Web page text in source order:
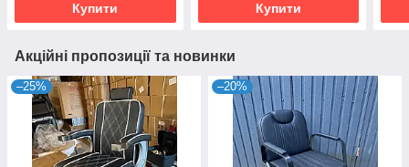
Купити Купити
Акційні пропозиції та новинки
–25% –20%